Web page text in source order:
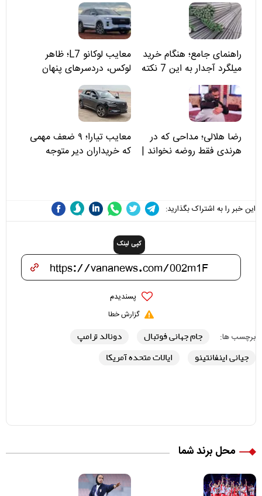
راهنمای جامع؛ هنگام خرید
میلگرد آجدار به این 7 نکته
توجه کنید
معایب لوکانو L7؛ ظاهر
لوکس، دردسرهای پنهان
رضا هلالی؛ مداحی که در
هرندی فقط روضه نخواند |
معایب تیارا؛ ۹ ضعف مهمی
که خریداران دیر متوجه
این خبر را به اشتراک بگذارید:
کپی لینک
پسندیدم
گزارش خطا
برچسب ها: جام جهانی فوتبال
دونالد ترامپ
جیانی اینفانتینو
ایالات متحده آمریکا
محل برند شما